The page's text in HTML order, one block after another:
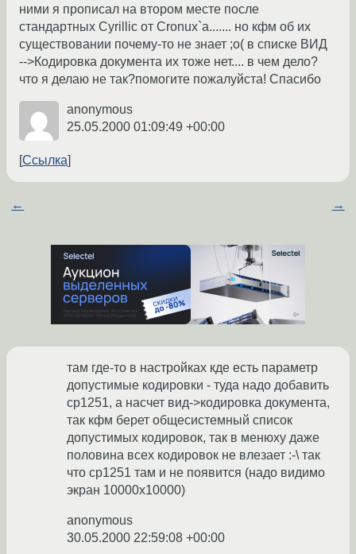
ними я прописал на втором месте после
стандартных Cyrillic от Cronux`а....... но кфм об их
существовании почему-то не знает ;о( в списке ВИД
-->Кодировка документа их тоже нет.... в чем дело?
что я делаю не так?помогите пожалуйста! Спасибо
anonymous
25.05.2000 01:09:49 +00:00
Ссылка
← →
там где-то в настройках кде есть параметр
допустимые кодировки - туда надо добавить
cp1251, а насчет вид->кодировка документа,
так кфм берет общесистемный список
допустимых кодировок, так в менюху даже
половина всех кодировок не влезает :-\ так
что cp1251 там и не появится (надо видимо
экран 10000х10000)
anonymous
30.05.2000 22:59:08 +00:00